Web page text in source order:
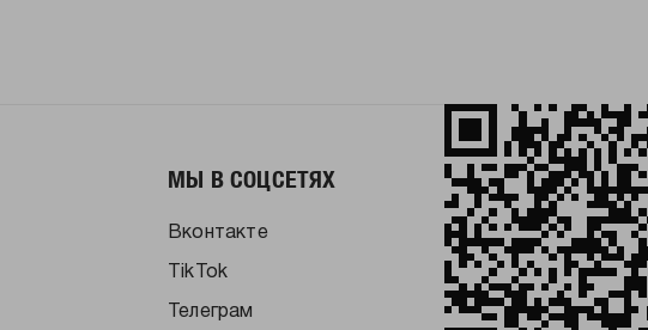
МЫ В СОЦСЕТЯХ
Вконтакте
TikTok
Телеграм
БУДЬ В
НАШЕ